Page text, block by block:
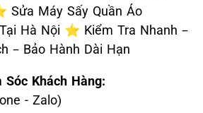
Sửa Máy Sấy Quần Áo
Hà Nội ⭐ Kiểm Tra Nhanh –
– Bảo Hành Dài Hạn
Khách Hàng:
- Zalo)